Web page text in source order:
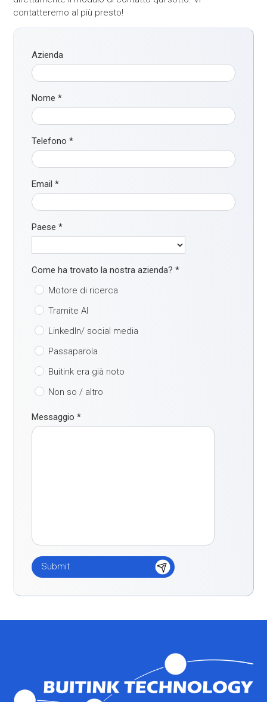
contatteremo al più presto!
Azienda
Nome*
Telefono*
Email*
Paese*
Come ha trovato la nostra azienda?*
Motore di ricerca
Tramite AI
LinkedIn/ social media
Passaparola
Buitink era già noto
Non so / altro
Messaggio*